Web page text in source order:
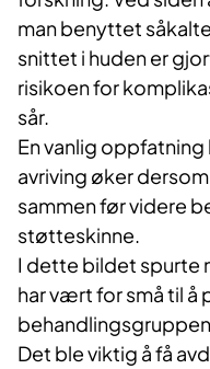
man benyttet
snittet i huden er
risikoen for
sår.
En vanlig
avriving øker
sammen før videre
støtteskinne.
I dette bildet spurte
har vært for små til å
Det ble viktig å få